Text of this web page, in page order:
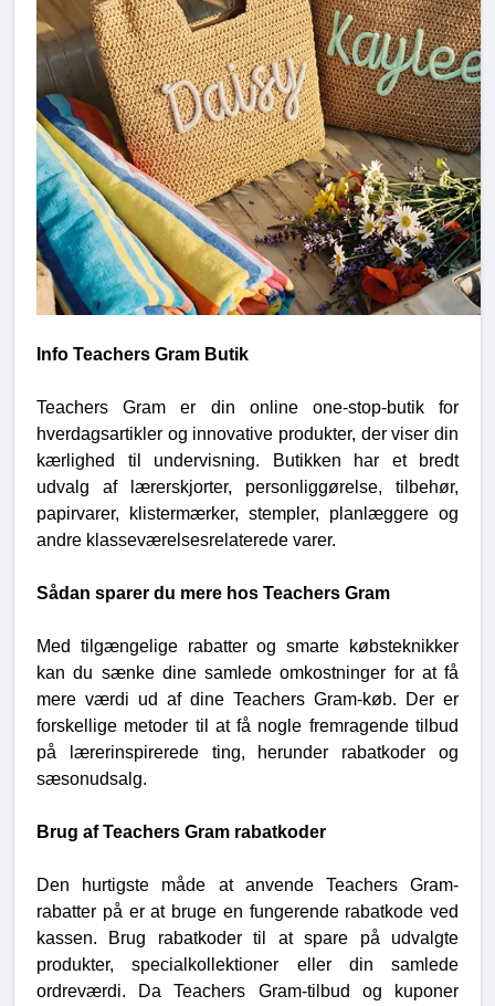
Info Teachers Gram Butik
Teachers Gram er din online one-stop-butik for
hverdagsartikler og innovative produkter, der viser din
kærlighed til undervisning. Butikken har et bredt
udvalg af lærerskjorter, personliggørelse, tilbehør,
papirvarer, klistermærker, stempler, planlæggere og
andre klasseværelsesrelaterede varer.
Sådan sparer du mere hos Teachers Gram
Med tilgængelige rabatter og smarte købsteknikker
kan du sænke dine samlede omkostninger for at få
mere værdi ud af dine Teachers Gram-køb. Der er
forskellige metoder til at få nogle fremragende tilbud
på lærerinspirerede ting, herunder rabatkoder og
sæsonudsalg.
Brug af Teachers Gram rabatkoder
Den hurtigste måde at anvende Teachers Gram-
rabatter på er at bruge en fungerende rabatkode ved
kassen. Brug rabatkoder til at spare på udvalgte
produkter, specialkollektioner eller din samlede
ordreværdi. Da Teachers Gram-tilbud og kuponer